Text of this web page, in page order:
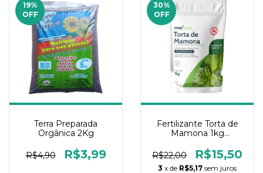
19%
OFF
Terra Preparada
Orgânica 2Kg
R$4,90 R$3,99
30%
OFF
Fertilizante Torta de
Mamona 1kg
R$22,00
R$15,50
3 x de R$5,17 sem juros